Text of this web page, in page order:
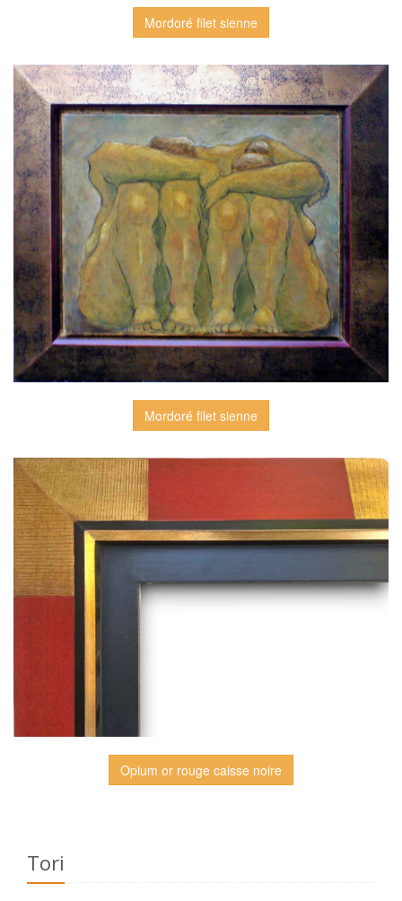
Mordoré filet sienne
Mordoré filet sienne
Opium or rouge caisse noire
Tori